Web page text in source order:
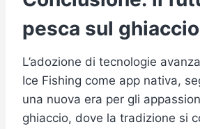
pesca sul
L’adozione di tecnologie
Ice Fishing come app nativa,
una nuova era per gli
ghiaccio, dove la tradizione si